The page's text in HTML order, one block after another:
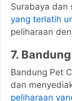
Surabaya dan
yang terlatih
peliharaan
7.
Bandung Pet
dan
peliharaan